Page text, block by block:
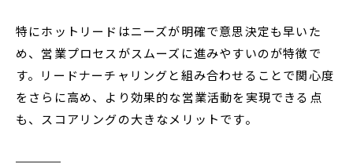
特にホットリードはニーズが明確で意思決定も早いた
め、営業プロセスがスムーズに進みやすいのが特徴で
す。リードナーチャリングと組み合わせることで関心度
をさらに高め、より効果的な営業活動を実現できる点
も、スコアリングの大きなメリットです。